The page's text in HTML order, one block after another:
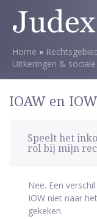
Home »
Uitkeringen &
IOAW en
Speelt het
rol bij mijn
Nee. Een
IOW niet naar
gekeken.